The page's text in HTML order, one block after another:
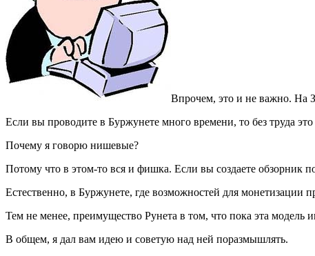
Впрочем, это и не важно. На
Если вы проводите в Буржунете много времени, то без труда
Почему я говорю нишевые?
Потому что в этом-то вся и фишка. Если вы создаете обзорник
Естественно, в Буржунете, где возможностей для монетизации
Тем не менее, преимущество Рунета в том, что пока эта модель
В общем, я дал вам идею и советую над ней поразмышлять.